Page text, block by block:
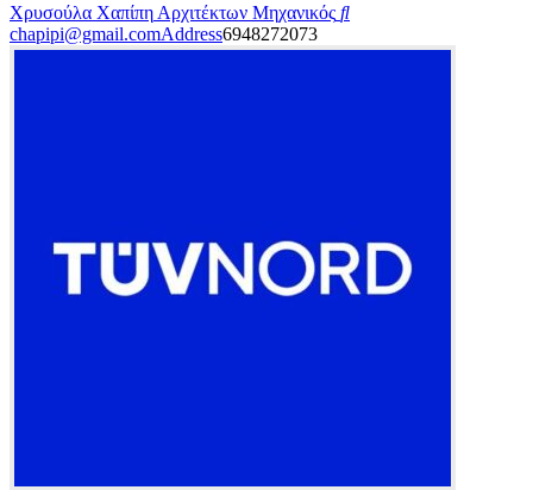
Χρυσούλα Χαπίπη Αρχιτέκτων Μηχανικός
chapipi@gmail.comAddress6948272073